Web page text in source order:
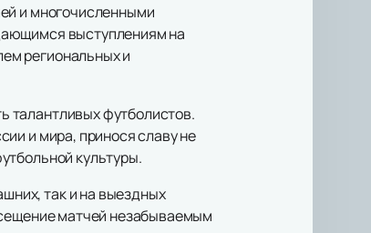
и многочисленными
выступлениям на
региональных и
талантливых футболистов.
и мира, принося славу не
культуры.
так и на выездных
матчей незабываемым